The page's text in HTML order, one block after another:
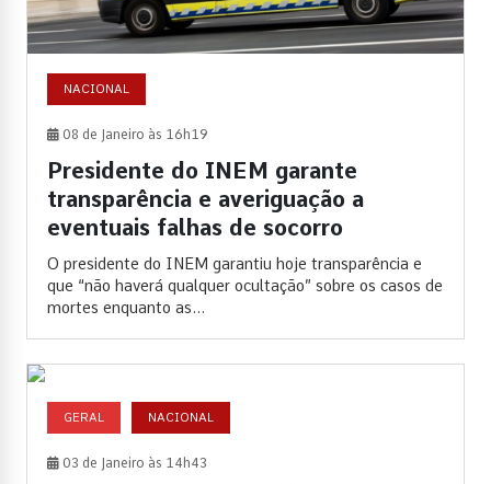
NACIONAL
08 de Janeiro às 16h19
Presidente do INEM garante
transparência e averiguação a
eventuais falhas de socorro
O presidente do INEM garantiu hoje transparência e
que “não haverá qualquer ocultação” sobre os casos de
mortes enquanto as...
GERAL NACIONAL
03 de Janeiro às 14h43